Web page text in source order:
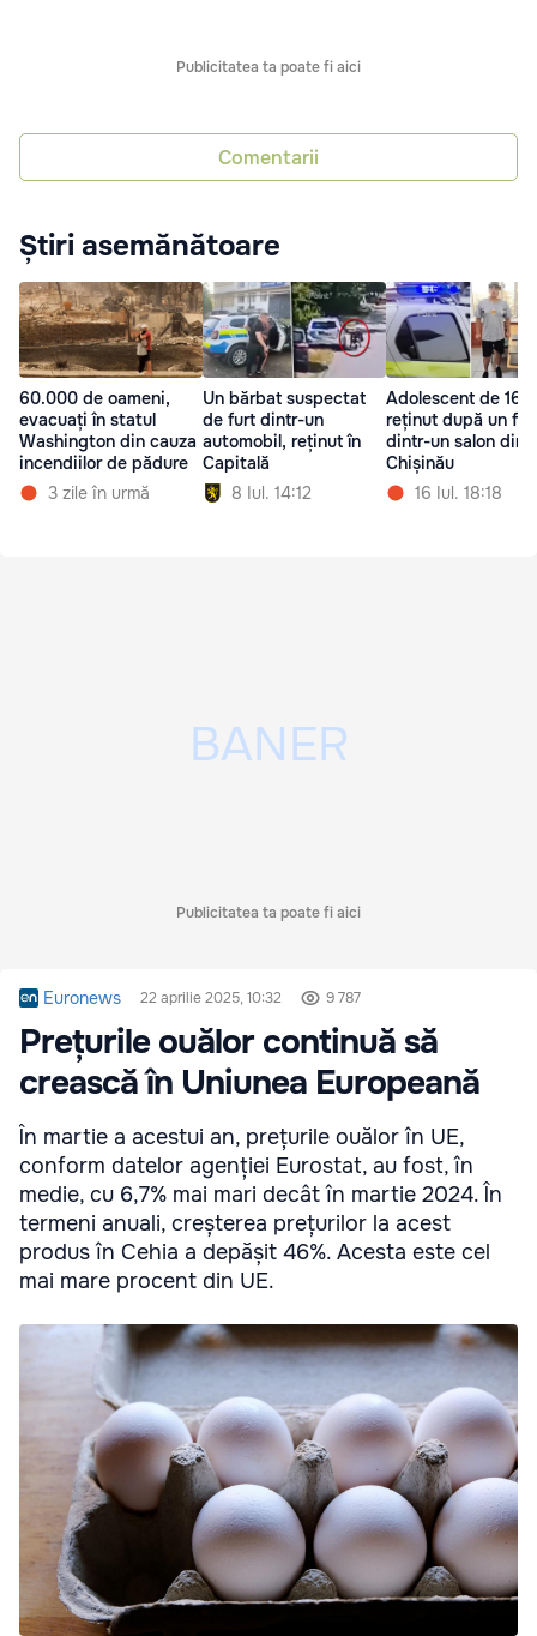
Publicitatea ta poate fi aici
Comentarii
Știri asemănătoare
60.000 de oameni,
evacuați în statul
Washington din cauza
incendiilor de pădure
3 zile în urmă
Un bărbat suspectat
de furt dintr-un
automobil, reținut în
Capitală
8 Iul. 14:12
Adolescent de 16
reținut după un
dintr-un salon din
Chișinău
16 Iul. 18:18
Publicitatea ta poate fi aici
Euronews 22 aprilie 2025, 10:32 9 787
Prețurile ouălor continuă să
crească în Uniunea Europeană
În martie a acestui an, prețurile ouălor în UE,
conform datelor agenției Eurostat, au fost, în
medie, cu 6,7% mai mari decât în martie 2024. În
termeni anuali, creșterea prețurilor la acest
produs în Cehia a depășit 46%. Acesta este cel
mai mare procent din UE.